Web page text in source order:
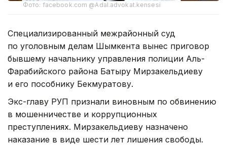
Фото: facebook.com @Adal.advokat.kensesi
Специализированный межрайонный суд
по уголовным делам Шымкента вынес приговор
бывшему начальнику управления полиции Аль-
Фарабийского района Батыру Мирзакельдиеву
и его пособнику Бекмуратову.
Экс-главу РУП признали виновным по обвинению
в мошенничестве и коррупционных
преступлениях. Мирзакельдиеву назначено
наказание в виде шести лет лишения свободы.